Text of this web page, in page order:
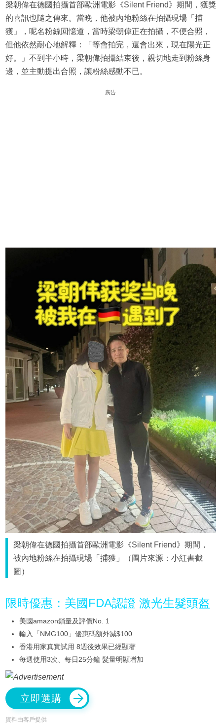
梁朝偉在德國拍攝首部歐洲電影《Silent Friend》期間，獲獎
的喜訊也隨之傳來。當晚，他被內地粉絲在拍攝現場「捕
獲」，呢名粉絲回憶道，當時梁朝偉正在拍攝，不便合照，
但他依然耐心地解釋：「等會拍完，還會出來，現在陽光正
好。」不到半小時，梁朝偉拍攝結束後，親切地走到粉絲身
邊，並主動提出合照，讓粉絲感動不已。
廣告
梁朝偉在德國拍攝首部歐洲電影《Silent Friend》期間，
被內地粉絲在拍攝現場「捕獲」（圖片來源：小紅書截
圖）
限時優惠：美國FDA認證 激光生髮頭盔
美國amazon鎖量及評價No. 1
輸入「NMG100」優惠碼額外減$100
香港用家真實試用 8週後效果已經顯著
每週使用3次、每日25分鐘 髮量明顯增加
立即選購
資料由客戶提供